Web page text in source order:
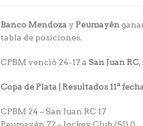
Banco Mendoza y Peumayén
tabla de posiciones.
CPBM venció 24-17 a San Juan RC
Copa de Plata | Resultados 11ª
CPBM 24 – San Juan RC 17